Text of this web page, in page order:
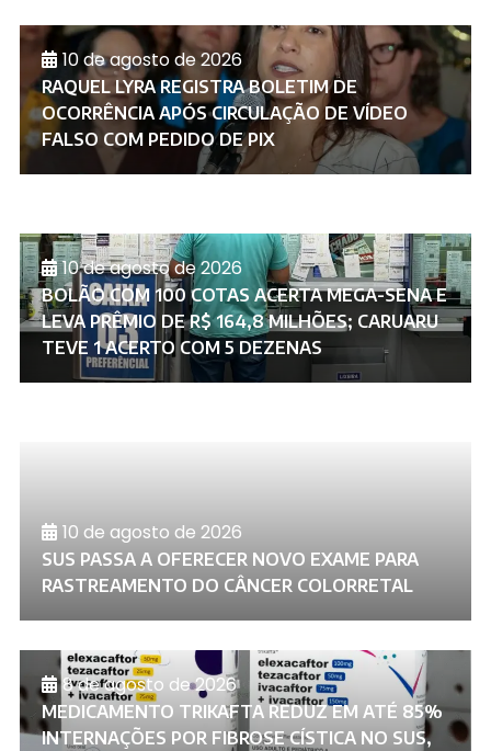
10 de agosto de 2026
RAQUEL LYRA REGISTRA BOLETIM DE
OCORRÊNCIA APÓS CIRCULAÇÃO DE VÍDEO
FALSO COM PEDIDO DE PIX
10 de agosto de 2026
BOLÃO COM 100 COTAS ACERTA MEGA-SENA E
LEVA PRÊMIO DE R$ 164,8 MILHÕES; CARUARU
TEVE 1 ACERTO COM 5 DEZENAS
10 de agosto de 2026
SUS PASSA A OFERECER NOVO EXAME PARA
RASTREAMENTO DO CÂNCER COLORRETAL
8 de agosto de 2026
MEDICAMENTO TRIKAFTA REDUZ EM ATÉ 85%
INTERNAÇÕES POR FIBROSE CÍSTICA NO SUS,